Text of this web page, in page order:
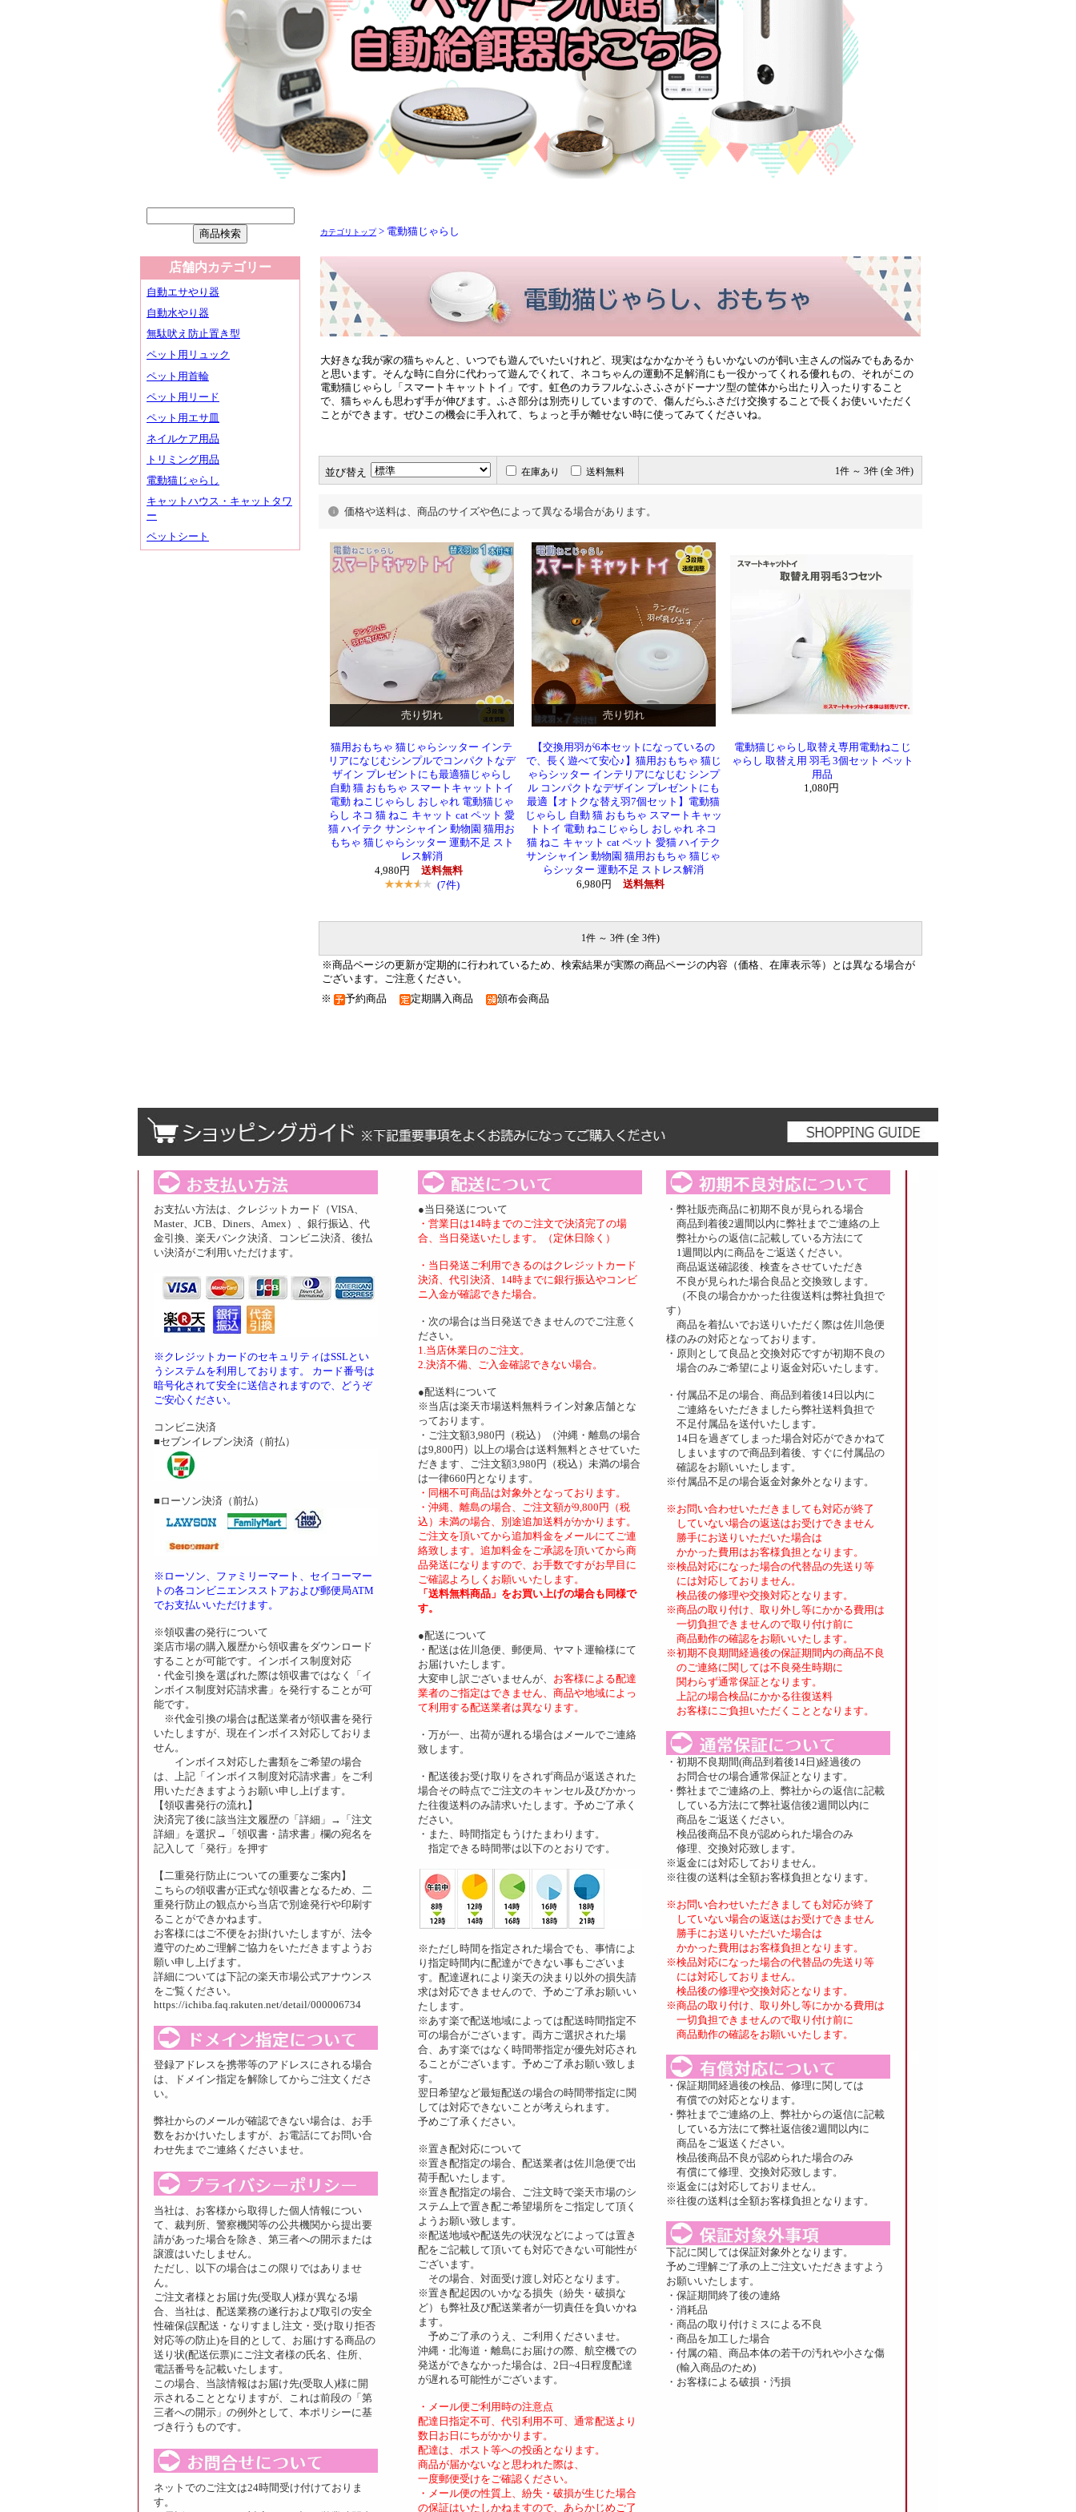
店舗内カテゴリー
自動エサやり器
自動水やり器
無駄吠え防止置き型
ペット用リュック
ペット用首輪
ペット用リード
ペット用エサ皿
ネイルケア用品
トリミング用品
電動猫じゃらし
キャットハウス・キャットタワ
ー
ペットシート
カテゴリトップ> 電動猫じゃらし
大好きな我が家の猫ちゃんと、いつでも遊んでいたいけれど、現実はなかなかそうもいかないのが飼い主さんの悩みでもあるか
と思います。そんな時に自分に代わって遊んでくれて、ネコちゃんの運動不足解消にも一役かってくれる優れもの、それがこの
電動猫じゃらし「スマートキャットトイ」です。虹色のカラフルなふさふさがドーナツ型の筐体から出たり入ったりすること
で、猫ちゃんも思わず手が伸びます。ふさ部分は別売りしていますので、傷んだらふさだけ交換することで長くお使いいただく
ことができます。ぜひこの機会に手入れて、ちょっと手が離せない時に使ってみてくださいね。
並び替え 在庫あり 送料無料 1件 ～ 3件 (全 3件)
価格や送料は、商品のサイズや色によって異なる場合があります。
売り切れ 売り切れ
猫用おもちゃ 猫じゃらシッター インテ
リアになじむシンプルでコンパクトなデ
ザイン プレゼントにも最適猫じゃらし
自動 猫 おもちゃ スマートキャットトイ
電動 ねこじゃらし おしゃれ 電動猫じゃ
らし ネコ 猫 ねこ キャット cat ペット 愛
猫 ハイテク サンシャイン 動物園 猫用お
もちゃ 猫じゃらシッター 運動不足 スト
レス解消
4,980円
送料無料
(7件)
【交換用羽が6本セットになっているの
で、長く遊べて安心♪】猫用おもちゃ 猫じ
ゃらシッター インテリアになじむ シンプ
ル コンパクトなデザイン プレゼントにも
最適【オトクな替え羽7個セット】電動猫
じゃらし 自動 猫 おもちゃ スマートキャッ
トトイ 電動 ねこじゃらし おしゃれ ネコ
猫 ねこ キャット cat ペット 愛猫 ハイテク
サンシャイン 動物園 猫用おもちゃ 猫じゃ
らシッター 運動不足 ストレス解消
6,980円
送料無料
電動猫じゃらし取替え専用電動ねこじ
ゃらし 取替え用 羽毛 3個セット ペット
用品
1,080円
1件 ～ 3件 (全 3件)
※商品ページの更新が定期的に行われているため、検索結果が実際の商品ページの内容（価格、在庫表示等）とは異なる場合が
ございます。ご注意ください。
※ 予約商品 定期購入商品 頒布会商品
お支払い方法は、クレジットカード（VISA、
Master、JCB、Diners、Amex）、銀行振込、代
金引換、楽天バンク決済、コンビニ決済、後払
い決済がご利用いただけます。
※クレジットカードのセキュリティはSSLとい
うシステムを利用しております。 カード番号は
暗号化されて安全に送信されますので、どうぞ
ご安心ください。
コンビニ決済
■セブンイレブン決済（前払）
■ローソン決済（前払）
※ローソン、ファミリーマート、セイコーマー
トの各コンビニエンスストアおよび郵便局ATM
でお支払いいただけます。
※領収書の発行について
楽店市場の購入履歴から領収書をダウンロード
することが可能です。インボイス制度対応
・代金引換を選ばれた際は領収書ではなく「イ
ンボイス制度対応請求書」を発行することが可
能です。
※代金引換の場合は配送業者が領収書を発行
いたしますが、現在インボイス対応しておりま
せん。
インボイス対応した書類をご希望の場合
は、上記「インボイス制度対応請求書」をご利
用いただきますようお願い申し上げます。
【領収書発行の流れ】
決済完了後に該当注文履歴の「詳細」→「注文
詳細」を選択→「領収書・請求書」欄の宛名を
記入して「発行」を押す
【二重発行防止についての重要なご案内】
こちらの領収書が正式な領収書となるため、二
重発行防止の観点から当店で別途発行や印刷す
ることができかねます。
お客様にはご不便をお掛けいたしますが、法令
遵守のためご理解ご協力をいただきますようお
願い申し上げます。
詳細については下記の楽天市場公式アナウンス
をご覧ください。
https://ichiba.faq.rakuten.net/detail/000006734
登録アドレスを携帯等のアドレスにされる場合
は、ドメイン指定を解除してからご注文くださ
い。
弊社からのメールが確認できない場合は、お手
数をおかけいたしますが、お電話にてお問い合
わせ先までご連絡くださいませ。
当社は、お客様から取得した個人情報につい
て、裁判所、警察機関等の公共機関から提出要
請があった場合を除き、第三者への開示または
譲渡はいたしません。
ただし、以下の場合はこの限りではありませ
ん。
ご注文者様とお届け先(受取人)様が異なる場
合、当社は、配送業務の遂行および取引の安全
性確保(誤配送・なりすまし注文・受け取り拒否
対応等の防止)を目的として、お届けする商品の
送り状(配送伝票)にご注文者様の氏名、住所、
電話番号を記載いたします。
この場合、当該情報はお届け先(受取人)様に開
示されることとなりますが、これは前段の「第
三者への開示」の例外として、本ポリシーに基
づき行うものです。
ネットでのご注文は24時間受け付けておりま
す。
●当日発送について
・営業日は14時までのご注文で決済完了の場
合、当日発送いたします。（定休日除く）
・当日発送ご利用できるのはクレジットカード
決済、代引決済、14時までに銀行振込やコンビ
ニ入金が確認できた場合。
・次の場合は当日発送できませんのでご注意く
ださい。
1.当店休業日のご注文。
2.決済不備、ご入金確認できない場合。
●配送料について
※当店は楽天市場送料無料ライン対象店舗とな
っております。
・ご注文額3,980円（税込）（沖縄・離島の場合
は9,800円）以上の場合は送料無料とさせていた
だきます、ご注文額3,980円（税込）未満の場合
は一律660円となります。
・同梱不可商品は対象外となっております。
・沖縄、離島の場合、ご注文額が9,800円（税
込）未満の場合、別途追加送料がかかります。
ご注文を頂いてから追加料金をメールにてご連
絡致します。追加料金をご承認を頂いてから商
品発送になりますので、お手数ですがお早目に
ご確認よろしくお願いいたします。
「送料無料商品」をお買い上げの場合も同様で
す。
●配送について
・配送は佐川急便、郵便局、ヤマト運輸様にて
お届けいたします。
大変申し訳ございませんが、 お客様による配達
業者のご指定はできません、商品や地域によっ
て利用する配送業者は異なります。
・万が一、出荷が遅れる場合はメールでご連絡
致します。
・配送後お受け取りをされず商品が返送された
場合その時点でご注文のキャンセル及びかかっ
た往復送料のみ請求いたします。予めご了承く
ださい。
・また、時間指定もうけたまわります。
指定できる時間帯は以下のとおりです。
※ただし時間を指定された場合でも、事情によ
り指定時間内に配達ができない事もございま
す。配達遅れにより楽天の決まり以外の損失請
求は対応できませんので、予めご了承お願いい
たします。
※あす楽で配送地域によっては配送時間指定不
可の場合がございます。両方ご選択された場
合、あす楽ではなく時間帯指定が優先対応され
ることがございます。予めご了承お願い致しま
す。
翌日希望など最短配送の場合の時間帯指定に関
しては対応できないことが考えられます。
予めご了承ください。
※置き配対応について
※置き配指定の場合、配送業者は佐川急便で出
荷手配いたします。
※置き配指定の場合、ご注文時で楽天市場のシ
ステム上で置き配ご希望場所をご指定して頂く
ようお願い致します。
※配送地域や配送先の状況などによっては置き
配をご記載して頂いても対応できない可能性が
ございます。
その場合、対面受け渡し対応となります。
※置き配起因のいかなる損失（紛失・破損な
ど）も弊社及び配送業者が一切責任を負いかね
ます。
予めご了承のうえ、ご利用くださいませ。
沖縄・北海道・離島にお届けの際、航空機での
発送ができなかった場合は、2日~4日程度配達
が遅れる可能性がございます。
・メール便ご利用時の注意点
配達日指定不可、代引利用不可、通常配送より
数日お日にちがかかります。
配達は、ポスト等への投函となります。
商品が届かないなと思われた際は、
一度郵便受けをご確認ください。
・メール便の性質上、紛失・破損が生じた場合
の保証はいたしかねますので、あらかじめご了
・弊社販売商品に初期不良が見られる場合
商品到着後2週間以内に弊社までご連絡の上
弊社からの返信に記載している方法にて
1週間以内に商品をご返送ください。
商品返送確認後、検査をさせていただき
不良が見られた場合良品と交換致します。
（不良の場合かかった往復送料は弊社負担で
す）
商品を着払いでお送りいただく際は佐川急便
様のみの対応となっております。
・原則として良品と交換対応ですが初期不良の
場合のみご希望により返金対応いたします。
・付属品不足の場合、商品到着後14日以内に
ご連絡をいただきましたら弊社送料負担で
不足付属品を送付いたします。
14日を過ぎてしまった場合対応ができかねて
しまいますので商品到着後、すぐに付属品の
確認をお願いいたします。
※付属品不足の場合返金対象外となります。
※お問い合わせいただきましても対応が終了
していない場合の返送はお受けできません
勝手にお送りいただいた場合は
かかった費用はお客様負担となります。
※検品対応になった場合の代替品の先送り等
には対応しておりません。
検品後の修理や交換対応となります。
※商品の取り付け、取り外し等にかかる費用は
一切負担できませんので取り付け前に
商品動作の確認をお願いいたします。
※初期不良期間経過後の保証期間内の商品不良
のご連絡に関しては不良発生時期に
関わらず通常保証となります。
上記の場合検品にかかる往復送料
お客様にご負担いただくこととなります。
・初期不良期間(商品到着後14日)経過後の
お問合せの場合通常保証となります。
・弊社までご連絡の上、弊社からの返信に記載
している方法にて弊社返信後2週間以内に
商品をご返送ください。
検品後商品不良が認められた場合のみ
修理、交換対応致します。
※返金には対応しておりません。
※往復の送料は全額お客様負担となります。
※お問い合わせいただきましても対応が終了
していない場合の返送はお受けできません
勝手にお送りいただいた場合は
かかった費用はお客様負担となります。
※検品対応になった場合の代替品の先送り等
には対応しておりません。
検品後の修理や交換対応となります。
※商品の取り付け、取り外し等にかかる費用は
一切負担できませんので取り付け前に
商品動作の確認をお願いいたします。
・保証期間経過後の検品、修理に関しては
有償での対応となります。
・弊社までご連絡の上、弊社からの返信に記載
している方法にて弊社返信後2週間以内に
商品をご返送ください。
検品後商品不良が認められた場合のみ
有償にて修理、交換対応致します。
※返金には対応しておりません。
※往復の送料は全額お客様負担となります。
下記に関しては保証対象外となります。
予めご理解ご了承の上ご注文いただきますよう
お願いいたします。
・保証期間終了後の連絡
・消耗品
・商品の取り付けミスによる不良
・商品を加工した場合
・付属の箱、商品本体の若干の汚れや小さな傷
(輸入商品のため)
・お客様による破損・汚損